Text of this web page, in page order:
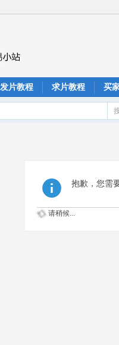
发片教程 求片教程 买
抱歉，您需
请稍候...